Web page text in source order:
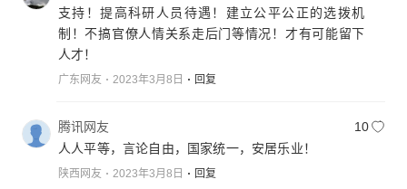
支持！提高科研人员待遇！建立公平公正的选拨机
制！不搞官僚人情关系走后门等情况！才有可能留下
人才！
广东网友 2023年3月8日 回复
腾讯网友
10
人人平等，言论自由，国家统一，安居乐业！
陕西网友 2023年3月8日 回复